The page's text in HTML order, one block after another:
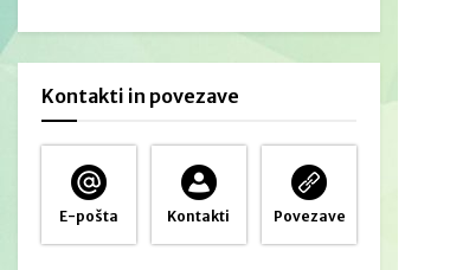
Kontakti in povezave
E-pošta Kontakti Povezave